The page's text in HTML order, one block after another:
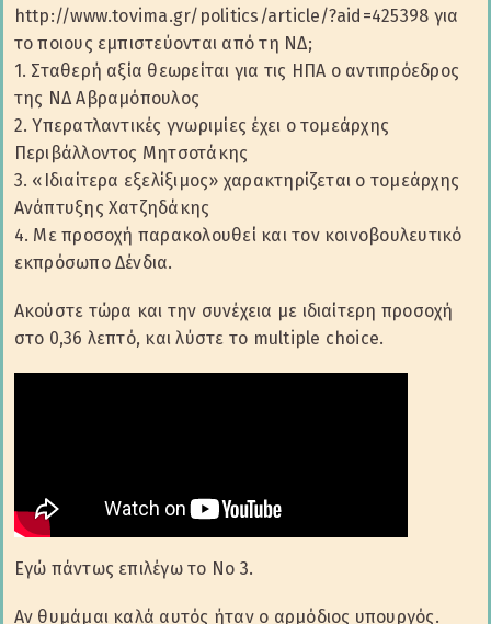
http://www.tovima.gr/politics/article/?aid=425398 για
το ποιους εμπιστεύονται από τη ΝΔ;
1. Σταθερή αξία θεωρείται για τις ΗΠΑ ο αντιπρόεδρος
της ΝΔ Αβραµόπουλος
2. Υπερατλαντικές γνωριµίες έχει ο τοµεάρχης
Περιβάλλοντος Μητσοτάκης
3. «Ιδιαίτερα εξελίξιµος» χαρακτηρίζεται ο τοµεάρχης
Ανάπτυξης Χατζηδάκης
4. Με προσοχή παρακολουθεί και τον κοινοβουλευτικό
εκπρόσωπο Δένδια.
Ακούστε τώρα και την συνέχεια με ιδιαίτερη προσοχή
στο 0,36 λεπτό, και λύστε το multiple choice.
Εγώ πάντως επιλέγω το Νο 3.
Αν θυμάμαι καλά αυτός ήταν ο αρμόδιος υπουργός.